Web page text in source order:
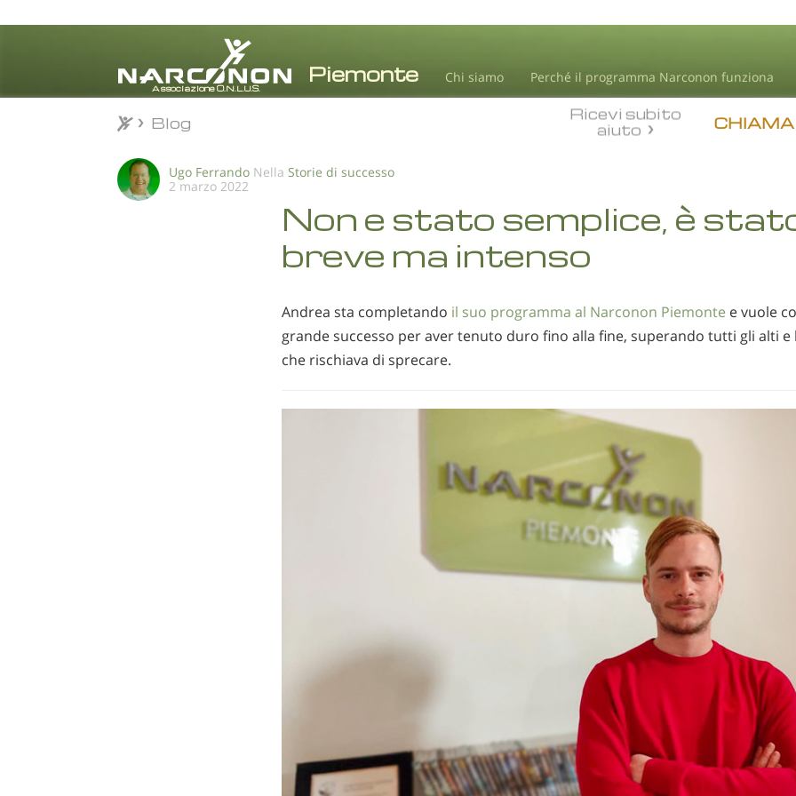
Chi siamo Perché il programma Narconon funziona
CHIAMA
Ricevi subito
aiuto
Blog
Ugo Ferrando Nella Storie di successo
2 marzo 2022
Non e stato semplice, è
breve ma intenso
Andrea sta completando il suo programma al Narconon Piemonte e vuole
grande successo per aver tenuto duro fino alla fine, superando tutti gli alti e
che rischiava di sprecare.
Blog